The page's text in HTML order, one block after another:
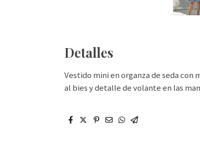
Detalles
Vestido mini en organza de seda
al bies y detalle de volante en las